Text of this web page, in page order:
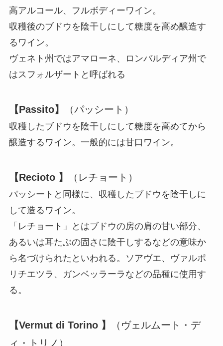
高アルコール、フルボディーワイン。
収穫後のブドウを陰干しにして糖度を高め醸造す
るワイン。
ヴェネト州ではアマローネ、ロンバルディア州で
はスフォルザートと呼ばれる
【Passito】 （パッシート）
収穫したブドウを陰干しにして糖度を高めてから
醸造するワイン。一般的には甘口ワイン。
【Recioto 】 （レチョート）
パッシートと同様に、収穫したブドウを陰干しに
して造るワイン。
「レチョート」とはブドウの房の肩の甘い部分、
あるいは耳たぶの固さに陰干しするなどの意味か
ら名づけられたといわれる。ソアヴエ、ヴァルポ
リチエツラ、ガンベッラーラなどの品種に使用す
る。
【Vermut di Torino 】
（ヴェルムート・デ
ィ・トリノ）